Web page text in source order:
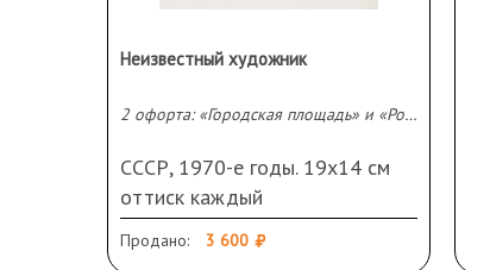
Неизвестный художник
2 офорта: «Городская площадь» и «Розы»
СССР, 1970-е годы. 19х14 см
оттиск каждый
Продано: 3 600